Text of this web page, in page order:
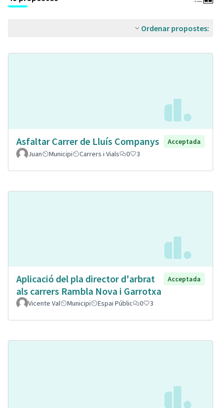
Ordenar propostes:
Asfaltar Carrer de Lluís Companys
Acceptada
Juan
Municipi Carrers i Vials 0 3
Aplicació del pla director d'arbrat
als carrers Rambla Nova i Garrotxa
Acceptada
Vicente Val Municipi Espai Públic 0 3